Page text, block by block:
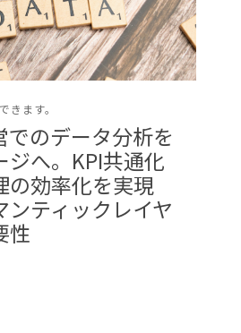
きます。
でのデータ分析を
ジへ。KPI共通化
の効率化を実現
ンティックレイヤ
性